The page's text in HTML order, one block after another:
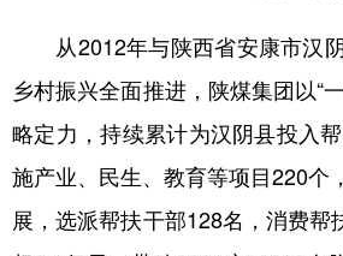
山东 河南 湖
广东 广西 海
四川 贵州 云南
陕西 甘肃 青
从2012年与陕西省安康市汉
乡村振兴全面推进，陕煤集团以“
略定力，持续累计为汉阴县投入
施产业、民生、教育等项目220个
展，选派帮扶干部128名，消费帮